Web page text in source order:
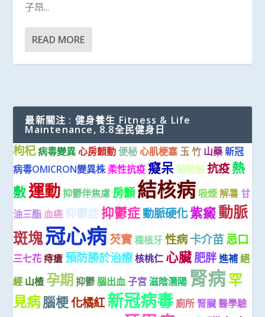
子昂...
READ MORE
最新關注 : 健身養生 Fitness & Life
Maintenance, 8.8全民健身日
枸杞病毒變異 心房顫動 便秘 心肌梗塞 玉 竹 山藥 新冠
病毒OMICRON變異株柔性抗疫 癡呆 頸動脈 抗疫熱
敷運動 抑鬱伴焦慮 房顫結核病 吸煙 解暑 甘
油三酯 血癌 抑鬱症抑鬱症動脈硬化紫癜動脈
斑塊冠心病芡實種植牙 性病卡介苗忌口
三七花 痔瘡 預防勝於治療核桃仁 心臟肥胖進補 絕
經 山楂 孕期 抑鬱 腦出血 子宮 滋陰潛陽 腎病罕
見病腦梗化橘紅新冠病毒廁所 腎臟 醫學驗